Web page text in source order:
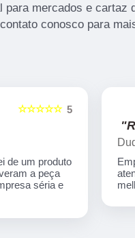
para mercados e cartaz
conosco para
5
☆☆☆☆☆
de um produto
a peça
séria e